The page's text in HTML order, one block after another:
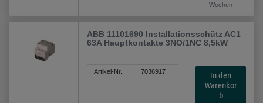
Wochen
ABB 11101690 Installationsschütz AC1
63A Hauptkontakte 3NO/1NC 8,5kW
Artikel-Nr. 7036917
In den
Warenkor
b